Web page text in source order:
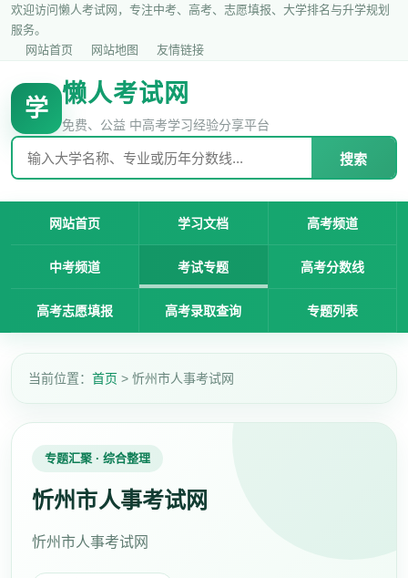
欢迎访问懒人考试网，专注中考、高考、志愿填报、大学排名与升学规划
服务。
网站首页
网站地图 友情链接
学
懒人考试网
免费、公益 中高考学习经验分享平台
搜索
网站首页 学习文档 高考频道
中考频道 考试专题 高考分数线
高考志愿填报 高考录取查询 专题列表
当前位置： 首页 > 忻州市人事考试网
专题汇聚 · 综合整理
忻州市人事考试网
忻州市人事考试网